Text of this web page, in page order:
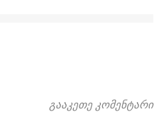
გააკეთე კომენტარი